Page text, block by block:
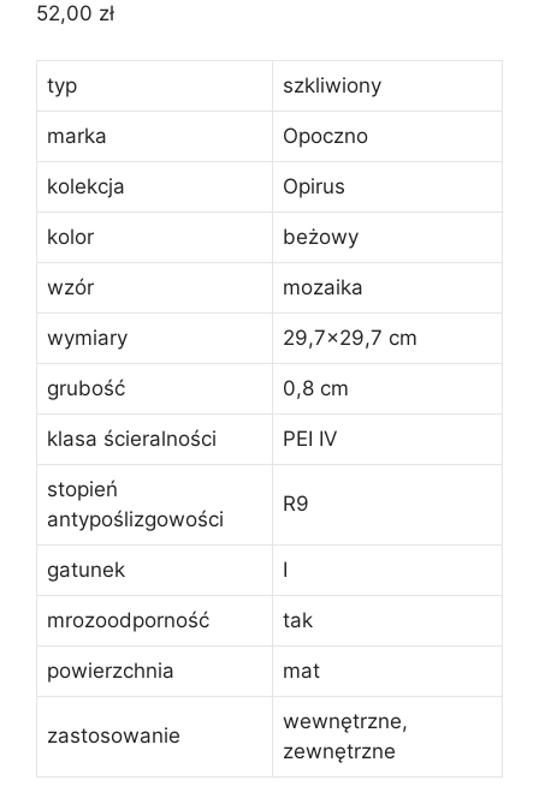
52,00 zł
typ szkliwiony
marka Opoczno
kolekcja Opirus
kolor beżowy
wzór mozaika
wymiary 29,7×29,7 cm
grubość 0,8 cm
klasa ścieralności PEI IV
stopień
antypoślizgowości
R9
gatunek I
mrozoodporność tak
powierzchnia mat
zastosowanie
wewnętrzne,
zewnętrzne